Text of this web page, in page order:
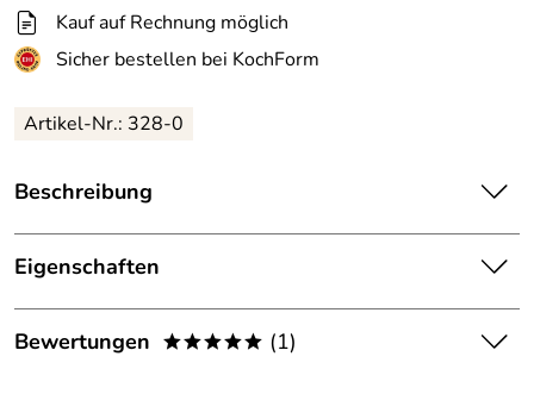
Kauf auf Rechnung möglich
Sicher bestellen bei KochForm
Artikel-Nr.: 328-0
Beschreibung
Gastrolux Glasdeckel, quadratisch - Glasdeckel passend
für Pfannen und Töpfe von Gastrolux. In 2 Größen
Durch das transparente Glas behalten Sie Ihre Gerichte im
Blick. Der Deckel hält Hitze und Dampf im Topf, für ein
Eigenschaften
Bewertungen ***** (1)